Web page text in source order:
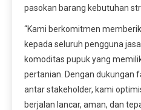
pasokan barang kebutuhan
“Kami berkomitmen
kepada seluruh pengguna
komoditas pupuk yang
pertanian. Dengan dukungan
antar stakeholder, kami
berjalan lancar, aman, dan